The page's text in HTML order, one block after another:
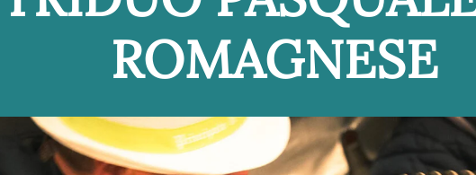
ROMAGNESE